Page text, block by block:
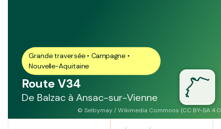
Grande traversée • Campagne •
Nouvelle-Aquitaine
Route V34
De Balzac à Ansac-sur-Vienne
© Selbymay / Wikimedia Commons (CC BY-SA